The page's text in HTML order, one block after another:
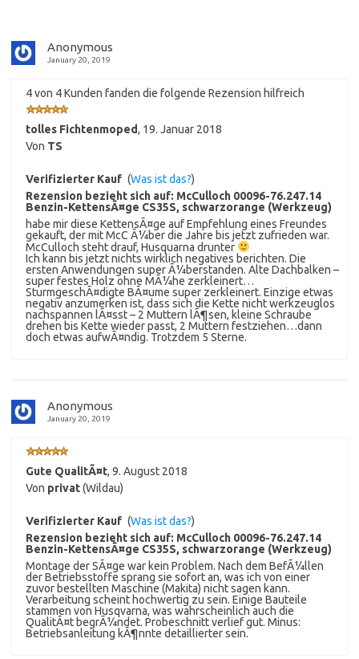
Anonymous
January 20, 2019
4 von 4 Kunden fanden die folgende Rezension hilfreich
tolles Fichtenmoped, 19. Januar 2018
Von TS
Verifizierter Kauf (Was ist das?)
Rezension bezieht sich auf: McCulloch 00096-76.247.14
Benzin-KettensÃ¤ge CS35S, schwarzorange (Werkzeug)
habe mir diese KettensÃ¤ge auf Empfehlung eines Freundes
gekauft, der mit McC Ã¼ber die Jahre bis jetzt zufrieden war.
McCulloch steht drauf, Husquarna drunter
Ich kann bis jetzt nichts wirklich negatives berichten. Die
ersten Anwendungen super Ã¼berstanden. Alte Dachbalken –
super festes Holz ohne MÃ¼he zerkleinert…
SturmgeschÃ¤digte BÃ¤ume super zerkleinert. Einzige etwas
negativ anzumerken ist, dass sich die Kette nicht werkzeuglos
nachspannen lÃ¤sst – 2 Muttern lÃ¶sen, kleine Schraube
drehen bis Kette wieder passt, 2 Muttern festziehen…dann
doch etwas aufwÃ¤ndig. Trotzdem 5 Sterne.
Anonymous
January 20, 2019
Gute QualitÃ¤t, 9. August 2018
Von privat(Wildau)
Verifizierter Kauf (Was ist das?)
Rezension bezieht sich auf: McCulloch 00096-76.247.14
Benzin-KettensÃ¤ge CS35S, schwarzorange (Werkzeug)
Montage der SÃ¤ge war kein Problem. Nach dem BefÃ¼llen
der Betriebsstoffe sprang sie sofort an, was ich von einer
zuvor bestellten Maschine (Makita) nicht sagen kann.
Verarbeitung scheint hochwertig zu sein. Einige Bauteile
stammen von Husqvarna, was wahrscheinlich auch die
QualitÃ¤t begrÃ¼ndet. Probeschnitt verlief gut. Minus:
Betriebsanleitung kÃ¶nnte detaillierter sein.